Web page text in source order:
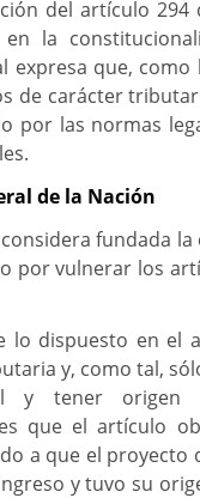
del artículo 294
la
que, como
de carácter
por las normas
de la Nación
fundada
por vulnerar los
lo dispuesto en el
y, como tal,
y tener
que el artículo
a que el proyecto
y tuvo su